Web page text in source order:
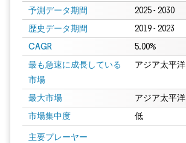
予測データ期間 2025 - 2030
歴史データ期間 2019 - 2023
CAGR 5.00%
最も急速に成長している
市場
アジア太平洋
最大市場 アジア太平洋
市場集中度 低
主要プレーヤー